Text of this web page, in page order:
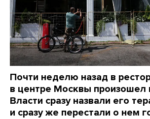
Почти неделю назад в
в центре Москвы произошел
Власти сразу назвали его
и сразу же перестали о нем